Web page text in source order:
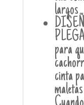
largos
para
cinta